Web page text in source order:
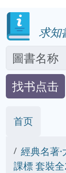
求知
找书点击
首页
經典名著
課標 套裝